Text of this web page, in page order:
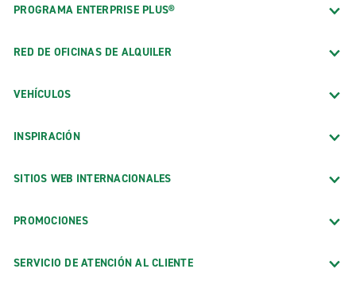
PROGRAMA ENTERPRISE PLUS®
RED DE OFICINAS DE ALQUILER
VEHÍCULOS
INSPIRACIÓN
SITIOS WEB INTERNACIONALES
PROMOCIONES
SERVICIO DE ATENCIÓN AL CLIENTE